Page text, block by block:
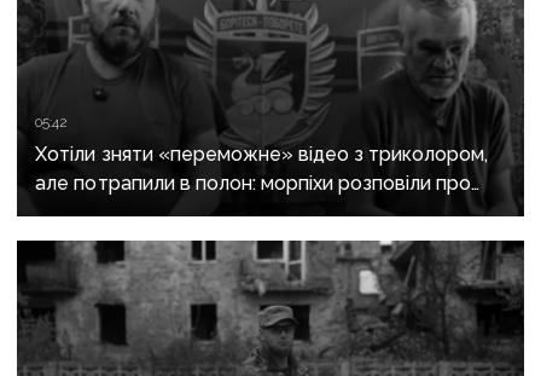
05:42
Хотіли зняти «переможне» відео з триколором,
але потрапили в полон: морпіхи розповіли про
провалену ІПСО росіян на Донеччині